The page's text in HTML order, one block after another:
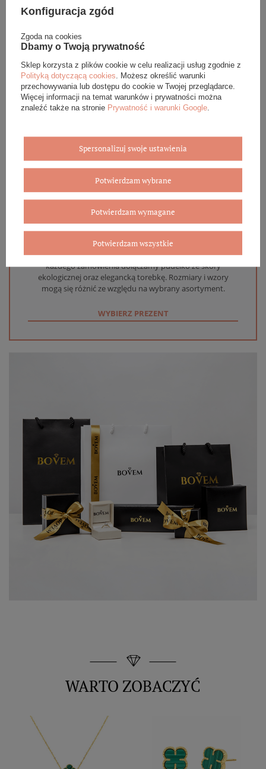
Złoty pierścionek 585
koniczynka kwiatek czarny
onyks
2 429,00 zł
Złota bransoletka koniczyna
585 koniczynka kwiatek
czarny onyks naturalny
1 339,00 zł
Eleganckie opakowanie gratis
Biżuterię i zegarki zakupione w sklepie internetowym
BOVEM otrzymasz jako gotowy do wręczenia upominek. Do
każdego zamówienia dołączamy pudełko ze skóry
ekologicznej oraz elegancką torebkę. Rozmiary i wzory
mogą się różnić ze względu na wybrany asortyment.
WYBIERZ PREZENT
WARTO ZOBACZYĆ
Konfiguracja zgód
Zgoda na cookies
Dbamy o Twoją prywatność
Sklep korzysta z plików cookie w celu realizacji usług zgodnie z
Polityką dotyczącą cookies . Możesz określić warunki
przechowywania lub dostępu do cookie w Twojej przeglądarce.
Więcej informacji na temat warunków i prywatności można
znaleźć także na stronie Prywatność i warunki Google
Spersonalizuj swoje ustawienia
Potwierdzam wybrane
Potwierdzam wymagane
Potwierdzam wszystkie